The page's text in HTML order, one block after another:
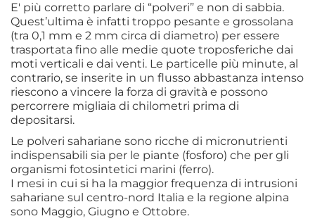
E' più corretto parlare di “polveri” e non di sabbia.
Quest’ultima è infatti troppo pesante e grossolana
(tra 0,1 mm e 2 mm circa di diametro) per essere
trasportata fino alle medie quote troposferiche dai
moti verticali e dai venti. Le particelle più minute, al
contrario, se inserite in un flusso abbastanza intenso
riescono a vincere la forza di gravità e possono
percorrere migliaia di chilometri prima di
depositarsi.
Le polveri sahariane sono ricche di micronutrienti
indispensabili sia per le piante (fosforo) che per gli
organismi fotosintetici marini (ferro).
I mesi in cui si ha la maggior frequenza di intrusioni
sahariane sul centro-nord Italia e la regione alpina
sono Maggio, Giugno e Ottobre.